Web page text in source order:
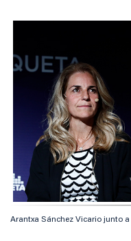
Arantxa Sánchez Vicario junto